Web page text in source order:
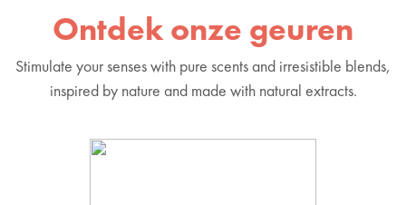
Ontdek onze geuren
Stimulate your senses with pure scents and irresistible blends,
inspired by nature and made with natural extracts.